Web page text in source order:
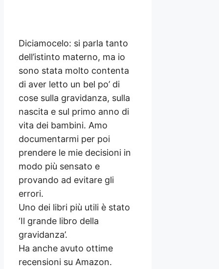
Diciamocelo: si parla tanto
dell’istinto materno, ma io
sono stata molto contenta
di aver letto un bel po’ di
cose sulla gravidanza, sulla
nascita e sul primo anno di
vita dei bambini. Amo
documentarmi per poi
prendere le mie decisioni in
modo più sensato e
provando ad evitare gli
errori.
Uno dei libri più utili è stato
‘Il grande libro della
gravidanza’.
Ha anche avuto ottime
recensioni su Amazon.